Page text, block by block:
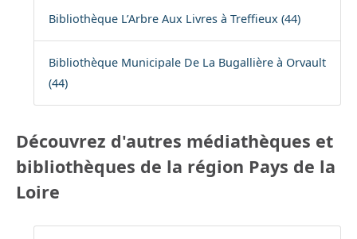
Bibliothèque L’Arbre Aux Livres à Treffieux (44)
Bibliothèque Municipale De La Bugallière à Orvault
(44)
Découvrez d'autres médiathèques et
bibliothèques de la région Pays de la
Loire